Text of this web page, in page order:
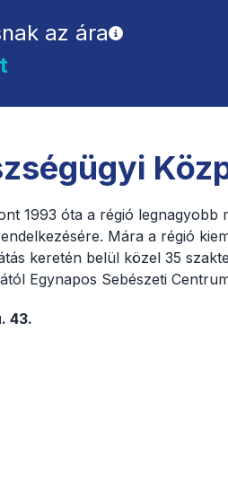
az ára
1993 óta a régió legnagyobb
Mára a régió
keretén belül közel 35
Egynapos Sebészeti
43.